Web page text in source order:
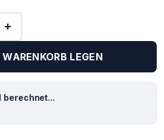
+
LEGEN
berechnet...